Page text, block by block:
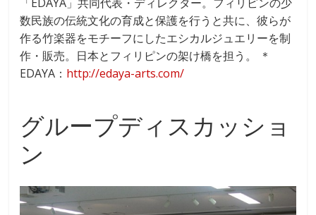
数民族の伝統文化の育成と保護を行うと共に、彼らが
作る竹楽器をモチーフにしたエシカルジュエリーを制
作・販売。日本とフィリピンの架け橋を担う。 ＊
EDAYA： http://edaya-arts.com/
グループディスカッショ
ン